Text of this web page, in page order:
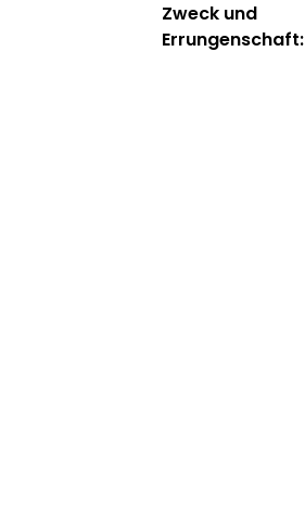
Zweck und
Errungenschaft: